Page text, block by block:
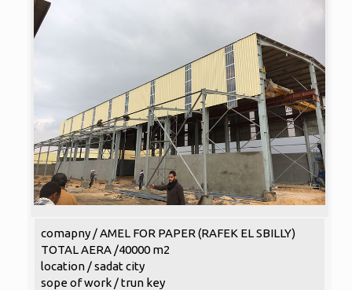
comapny / AMEL FOR PAPER (RAFEK EL SBILLY)
TOTAL AERA /40000 m2
location / sadat city
sope of work / trun key